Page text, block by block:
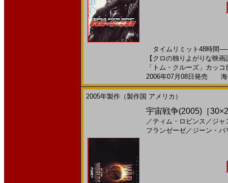
タイムリミット48時間
【クロの独りよがりな映
「トム・クルーズ」カッ
2006年07月08日発売 海
2005年製作（製作国 アメリカ）
宇宙戦争(2005)［
／ ティム・ロビンス ／ ジャ
フランゼーゼ／ ジーン・バ